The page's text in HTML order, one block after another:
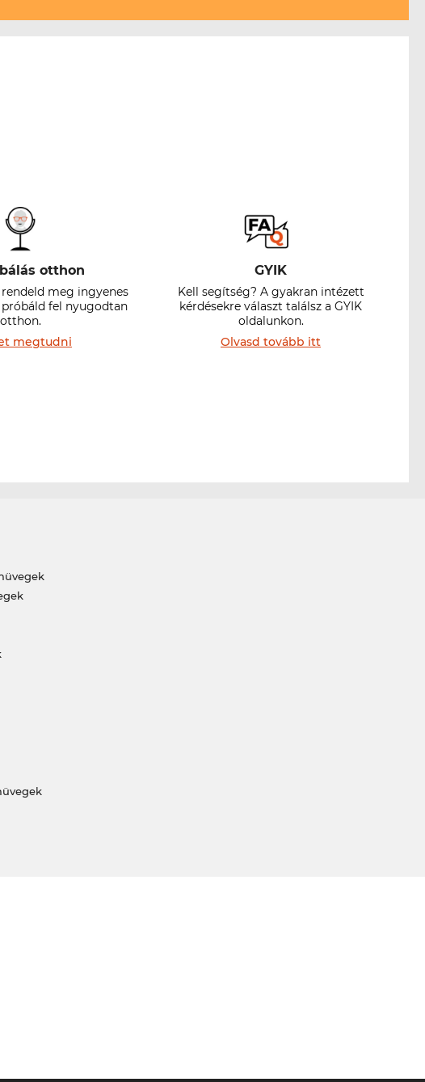
otthon
meg ingyenes
próbáld fel nyugodtan
otthon.
megtudni
GYIK
Kell segítség? A gyakran intézett
kérdésekre választ találsz a GYIK
oldalunkon.
Olvasd tovább itt